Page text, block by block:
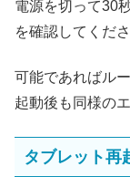
電源を切って30
を確認してくださ
可能であればル
起動後も同様の
タブレット再